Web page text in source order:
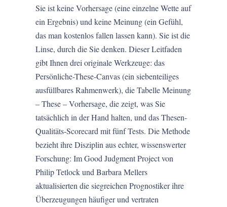
Sie ist keine Vorhersage (eine einzelne Wette auf
ein Ergebnis) und keine Meinung (ein Gefühl,
das man kostenlos fallen lassen kann). Sie ist die
Linse, durch die Sie denken. Dieser Leitfaden
gibt Ihnen drei originale Werkzeuge: das
Persönliche-These-Canvas (ein siebenteiliges
ausfüllbares Rahmenwerk), die Tabelle Meinung
– These – Vorhersage, die zeigt, was Sie
tatsächlich in der Hand halten, und das Thesen-
Qualitäts-Scorecard mit fünf Tests. Die Methode
bezieht ihre Disziplin aus echter, wissenswerter
Forschung: Im Good Judgment Project von
Philip Tetlock und Barbara Mellers
aktualisierten die siegreichen Prognostiker ihre
Überzeugungen häufiger und vertraten